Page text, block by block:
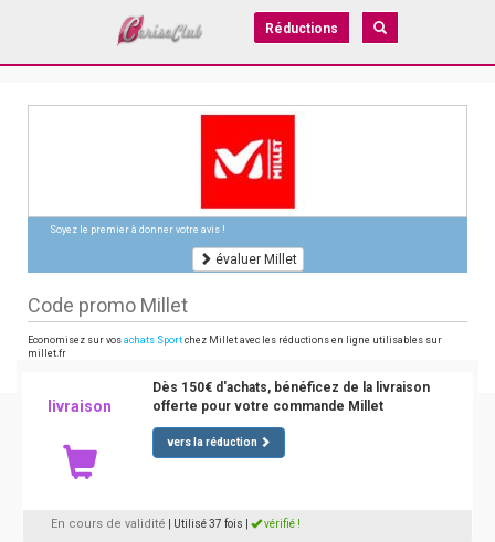
Réductions
Soyez le premier à donner votre avis !
évaluer Millet
Code promo Millet
Economisez sur vos achats Sport chez Millet avec les réductions en ligne utilisables sur
millet.fr
livraison
Dès 150€ d'achats, bénéficez de la livraison
offerte pour votre commande Millet
vers la réduction
En cours de validité | Utilisé 37 fois vérifié !